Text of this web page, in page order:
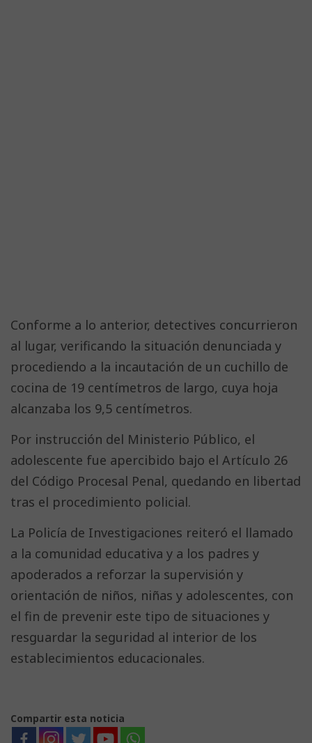
Conforme a lo anterior, detectives concurrieron
al lugar, verificando la situación denunciada y
procediendo a la incautación de un cuchillo de
cocina de 19 centímetros de largo, cuya hoja
alcanzaba los 9,5 centímetros.
Por instrucción del Ministerio Público, el
adolescente fue apercibido bajo el Artículo 26
del Código Procesal Penal, quedando en libertad
tras el procedimiento policial.
La Policía de Investigaciones reiteró el llamado
a la comunidad educativa y a los padres y
apoderados a reforzar la supervisión y
orientación de niños, niñas y adolescentes, con
el fin de prevenir este tipo de situaciones y
resguardar la seguridad al interior de los
establecimientos educacionales.
Compartir esta noticia